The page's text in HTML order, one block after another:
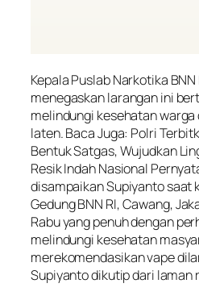
Kepala Puslab Narkotika
menegaskan larangan ini
melindungi kesehatan
laten. Baca Juga: Polri
Bentuk Satgas, Wujudkan
Resik Indah Nasional
disampaikan Supiyanto saat
Gedung BNN RI, Cawang,
Rabu yang penuh dengan
melindungi kesehatan
merekomendasikan vape
Supiyanto dikutip dari laman